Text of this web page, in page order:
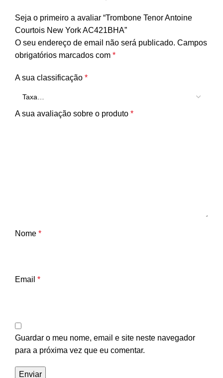
Seja o primeiro a avaliar “Trombone Tenor Antoine
Courtois New York AC421BHA”
O seu endereço de email não será publicado. Campos
obrigatórios marcados com *
A sua classificação *
A sua avaliação sobre o produto *
Nome *
Email *
Guardar o meu nome, email e site neste navegador
para a próxima vez que eu comentar.